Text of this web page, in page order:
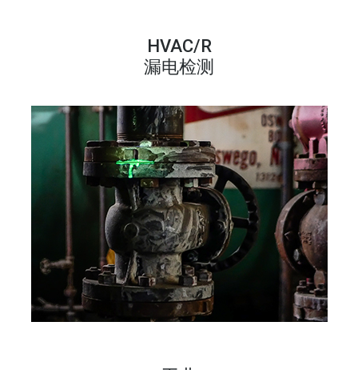
HVAC/R
漏电检测